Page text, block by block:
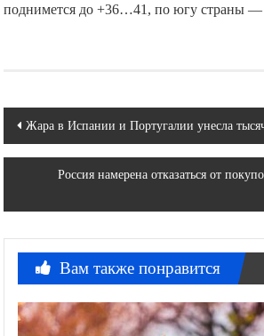
поднимется до +36…41, по югу страны
Навигация
по
записям
Жара в Испании и Португалии унесла
Россия намерена отказаться от
Вам также понравится